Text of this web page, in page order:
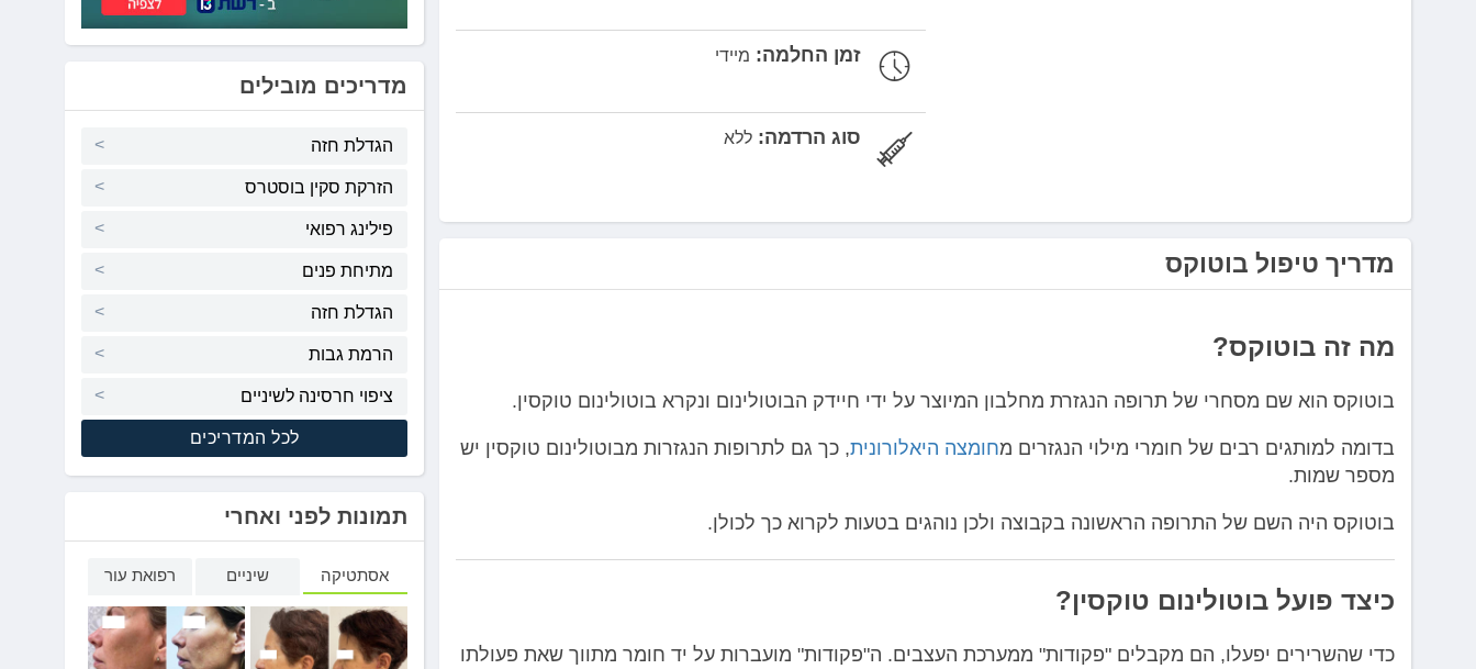
זמן החלמה: מיידי
סוג הרדמה:ללא
מדריך טיפול בוטוקס
מה זה בוטוקס?
בוטוקס הוא שם מסחרי של תרופה הנגזרת מחלבון המיוצר על ידי חיידק הבוטולינום ונקרא בוטולינום טוקסין.
בדומה למותגים רבים של חומרי מילוי הנגזרים מחומצה היאלורונית, כך גם לתרופות הנגזרות מבוטולינום טוקסין יש
מספר שמות.
בוטוקס היה השם של התרופה הראשונה בקבוצה ולכן נוהגים בטעות לקרוא כך לכולן.
כיצד פועל בוטולינום טוקסין?
כדי שהשרירים יפעלו, הם מקבלים "פקודות" ממערכת העצבים. ה"פקודות" מועברות על יד חומר מתווך שאת פעולתו
מדריכים מובילים
הגדלת חזה
הזרקת סקין בוסטרס
פילינג רפואי
מתיחת פנים
הגדלת חזה
הרמת גבות
ציפוי חרסינה לשיניים
לכל המדריכים
תמונות לפני ואחרי
אסתטיקה שיניים רפואת עור